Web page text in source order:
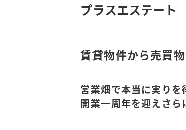
プラスエステート
賃貸物件から売買
営業畑で本当に実り
開業一周年を迎えさら